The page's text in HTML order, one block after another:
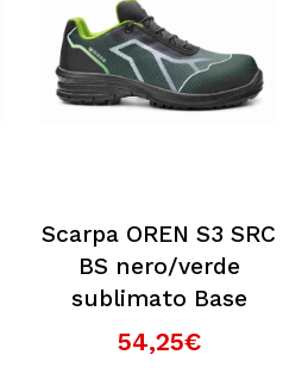
Scarpa OREN S3 SRC
BS nero/verde
sublimato Base
54,25€